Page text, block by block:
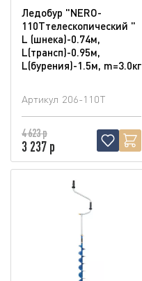
Ледобур "NERO-
110Tтелескопический "
L (шнека)-0.74м,
L(трансп)-0.95м,
L(бурения)-1.5м, m=3.0кг
Артикул 206-110T
4 623 р
3 237 р